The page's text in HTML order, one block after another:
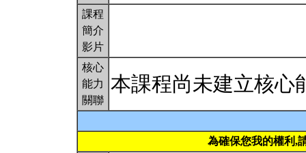
課程
簡介
影片
核心
能力
關聯
本課程尚未建立核心
為確保您我的權利,